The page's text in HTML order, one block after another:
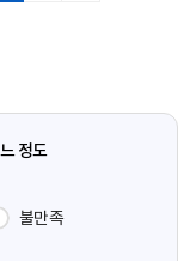
정도
불만족